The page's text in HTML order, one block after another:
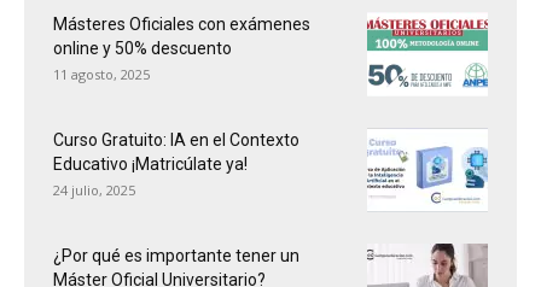
Másteres Oficiales con exámenes
online y 50% descuento
11 agosto, 2025
Curso Gratuito: IA en el Contexto
Educativo ¡Matricúlate ya!
24 julio, 2025
¿Por qué es importante tener un
Máster Oficial Universitario?